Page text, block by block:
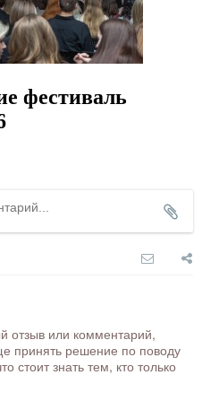
фестиваль
отзыв или комментарий,
принять решение по поводу
стоит знать тем, кто только